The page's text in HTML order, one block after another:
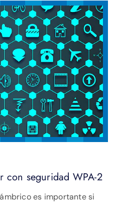
con seguridad WPA-2
es importante si